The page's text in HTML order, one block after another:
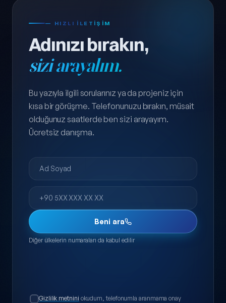
— HIZLI ILETIŞIM
Adınızı bırakın,
sizi arayalım.
Bu yazıyla ilgili sorularınız ya da projeniz için
kısa bir görüşme. Telefonunuzu bırakın, müsait
olduğunuz saatlerde ben sizi arayayım.
Ücretsiz danışma.
Ad Soyad
Telefon
Beni ara
Diğer ülkelerin numaraları da kabul edilir
Gizlilik metnini okudum, telefonumla aranmama onay